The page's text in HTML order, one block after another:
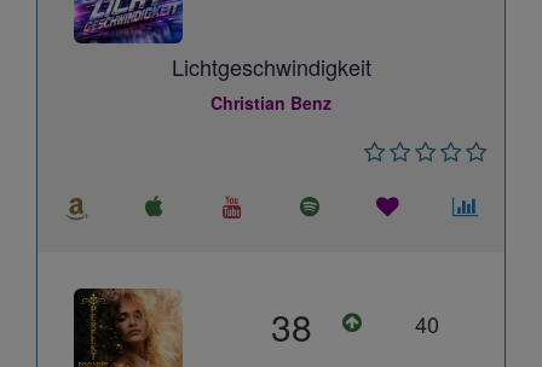
Lichtgeschwindigkeit
Christian Benz
38 40